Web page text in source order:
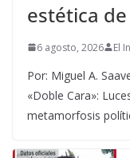
estética
6 agosto, 2026 El
Por: Miguel A.
«Doble Cara»:
metamorfosis